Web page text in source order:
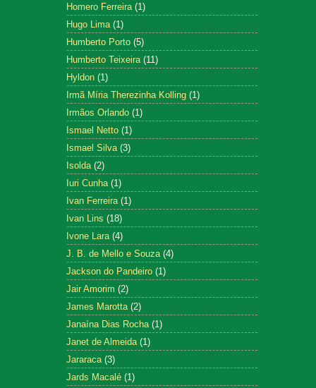
Homero Ferreira (1)
Hugo Lima (1)
Humberto Porto (5)
Humberto Teixeira (11)
Hyldon (1)
Irmã Míria Therezinha Kolling (1)
Irmãos Orlando (1)
Ismael Netto (1)
Ismael Silva (3)
Isolda (2)
Iuri Cunha (1)
Ivan Ferreira (1)
Ivan Lins (18)
Ivone Lara (4)
J. B. de Mello e Souza (4)
Jackson do Pandeiro (1)
Jair Amorim (2)
James Marotta (2)
Janaína Dias Rocha (1)
Janet de Almeida (1)
Jararaca (3)
Jards Macalé (1)